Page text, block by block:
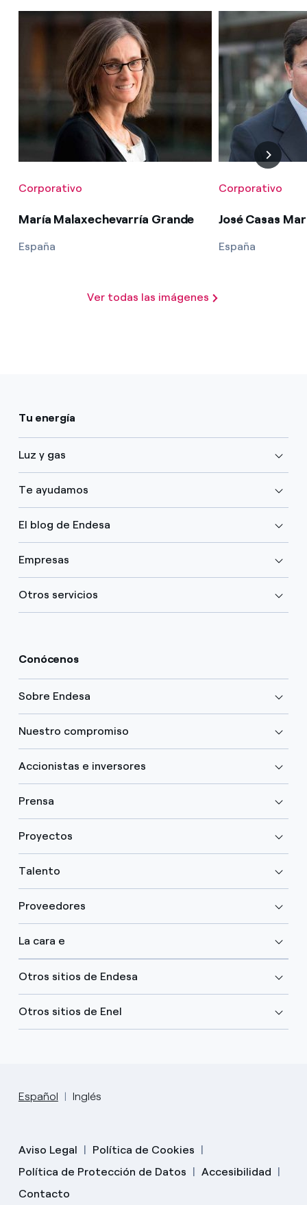
Corporativo
María Malaxechevarría Grande
España
Corporativo
José Casas
España
Ver todas las imágenes
Tu energía
Luz y gas
Te ayudamos
El blog de Endesa
Empresas
Otros servicios
Conócenos
Sobre Endesa
Nuestro compromiso
Accionistas e inversores
Prensa
Proyectos
Talento
Proveedores
La cara e
Otros sitios de Endesa
Otros sitios de Enel
Español Inglés
Aviso Legal
Política de Cookies
Política de Protección de Datos
Accesibilidad
Contacto